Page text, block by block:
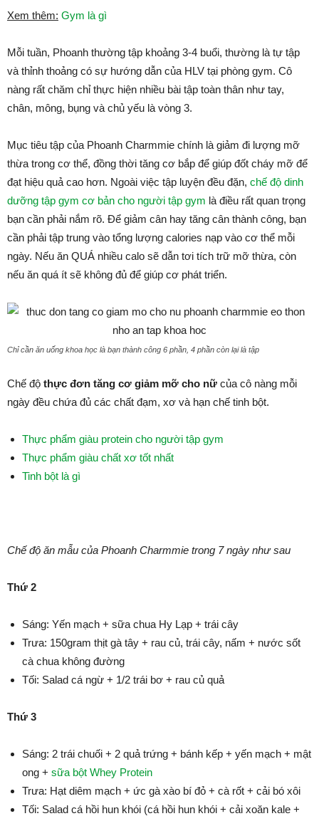
Xem thêm: Gym là gì
Mỗi tuần, Phoanh thường tập khoảng 3-4 buổi, thường là tự tập
và thỉnh thoảng có sự hướng dẫn của HLV tại phòng gym. Cô
nàng rất chăm chỉ thực hiện nhiều bài tập toàn thân như tay,
chân, mông, bụng và chủ yếu là vòng 3.
Mục tiêu tập của Phoanh Charmmie chính là giảm đi lượng mỡ
thừa trong cơ thể, đồng thời tăng cơ bắp để giúp đốt cháy mỡ để
đạt hiệu quả cao hơn. Ngoài việc tập luyện đều đặn, chế độ dinh
dưỡng tập gym cơ bản cho người tập gym là điều rất quan trọng
bạn cần phải nắm rõ. Để giảm cân hay tăng cân thành công, bạn
cần phải tập trung vào tổng lượng calories nạp vào cơ thể mỗi
ngày. Nếu ăn QUÁ nhiều calo sẽ dẫn tơi tích trữ mỡ thừa, còn
nếu ăn quá ít sẽ không đủ để giúp cơ phát triển.
Chỉ cần ăn uống khoa học là bạn thành công 6 phần, 4 phần còn lại là tập
Chế độ thực đơn tăng cơ giảm mỡ cho nữ của cô nàng mỗi
ngày đều chứa đủ các chất đạm, xơ và hạn chế tinh bột.
Thực phẩm giàu protein cho người tập gym
Thực phẩm giàu chất xơ tốt nhất
Tinh bột là gì
Chế độ ăn mẫu của Phoanh Charmmie trong 7 ngày như sau
Thứ 2
Sáng: Yến mạch + sữa chua Hy Lạp + trái cây
Trưa: 150gram thịt gà tây + rau củ, trái cây, nấm + nước sốt
cà chua không đường
Tối: Salad cá ngừ + 1/2 trái bơ + rau củ quả
Thứ 3
Sáng: 2 trái chuối + 2 quả trứng + bánh kếp + yến mạch + mật
ong + sữa bột Whey Protein
Trưa: Hạt diêm mạch + ức gà xào bí đỏ + cà rốt + cải bó xôi
Tối: Salad cá hồi hun khói (cá hồi hun khói + cải xoăn kale +